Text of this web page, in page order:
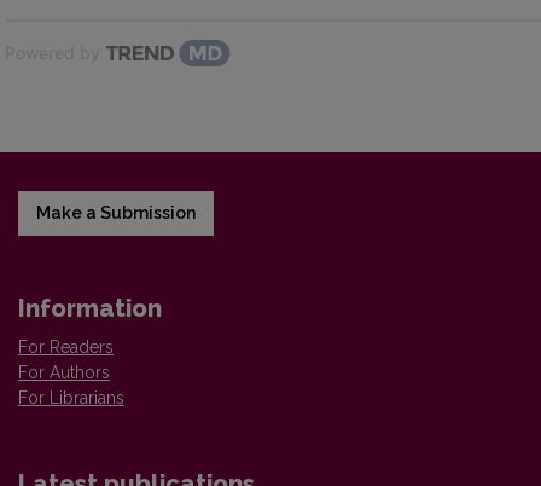
Powered by
Make a Submission
Information
For Readers
For Authors
For Librarians